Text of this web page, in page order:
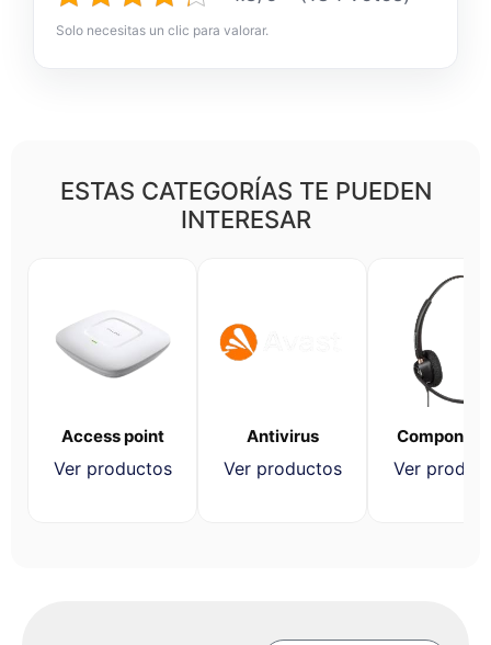
Solo necesitas un clic para valorar.
ESTAS CATEGORÍAS TE PUEDEN
INTERESAR
Access point
Ver productos
Antivirus
Ver productos Ver